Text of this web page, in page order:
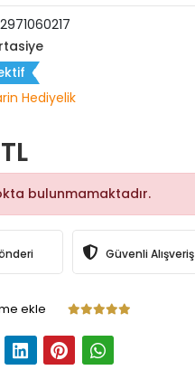
Hediyelik
bulunmamaktadır.
Güvenli Alışveriş
ekle